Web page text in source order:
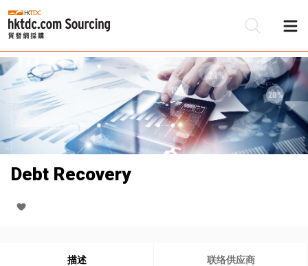
Debt Recovery
描述 联络供应商